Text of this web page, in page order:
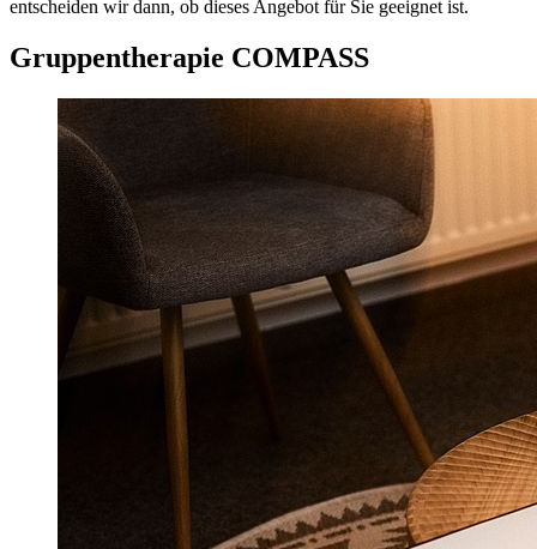
entscheiden wir dann, ob dieses Angebot für Sie geeignet ist.
Gruppentherapie COMPASS